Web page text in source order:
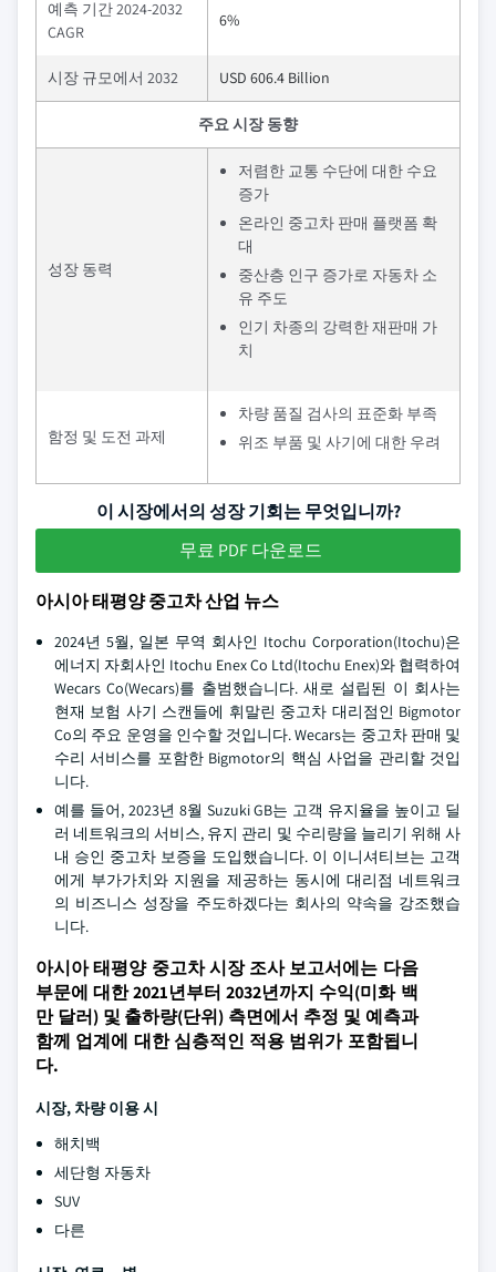
예측 기간 2024-2032
CAGR
6%
시장 규모에서 2032 USD 606.4 Billion
주요 시장 동향
성장 동력
저렴한 교통 수단에 대한 수요
증가
온라인 중고차 판매 플랫폼 확
대
중산층 인구 증가로 자동차 소
유 주도
인기 차종의 강력한 재판매 가
치
함정 및 도전 과제
차량 품질 검사의 표준화 부족
위조 부품 및 사기에 대한 우려
이 시장에서의 성장 기회는 무엇입니까?
무료 PDF 다운로드
아시아 태평양 중고차 산업 뉴스
2024년 5월, 일본 무역 회사인 Itochu Corporation(Itochu)은
에너지 자회사인 Itochu Enex Co Ltd(Itochu Enex)와 협력하여
Wecars Co(Wecars)를 출범했습니다. 새로 설립된 이 회사는
현재 보험 사기 스캔들에 휘말린 중고차 대리점인 Bigmotor
Co의 주요 운영을 인수할 것입니다. Wecars는 중고차 판매 및
수리 서비스를 포함한 Bigmotor의 핵심 사업을 관리할 것입
니다.
예를 들어, 2023년 8월 Suzuki GB는 고객 유지율을 높이고 딜
러 네트워크의 서비스, 유지 관리 및 수리량을 늘리기 위해 사
내 승인 중고차 보증을 도입했습니다. 이 이니셔티브는 고객
에게 부가가치와 지원을 제공하는 동시에 대리점 네트워크
의 비즈니스 성장을 주도하겠다는 회사의 약속을 강조했습
니다.
아시아 태평양 중고차 시장 조사 보고서에는 다음
부문에 대한 2021년부터 2032년까지 수익(미화 백
만 달러) 및 출하량(단위) 측면에서 추정 및 예측과
함께 업계에 대한 심층적인 적용 범위가 포함됩니
다.
시장, 차량 이용 시
해치백
세단형 자동차
SUV
다른